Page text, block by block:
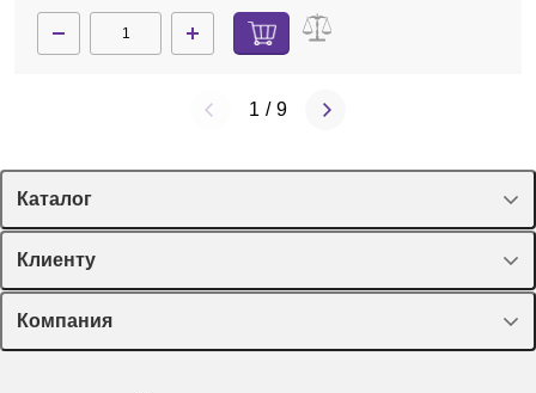
1 / 9
Каталог
Спецпредложения
Оборудование, приборы
Пластик, стекло, принадлежности
Химические реактивы, препараты, наборы
Клиенту
Лекторий Диаэм
Доставка и оплата
Компания